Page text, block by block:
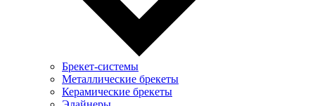
Брекет-системы
Металлические брекеты
Керамические брекеты